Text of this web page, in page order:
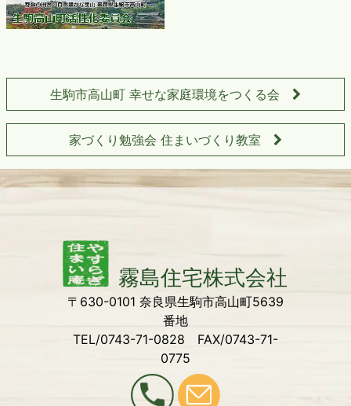
生駒市高山町 幸せな家庭環境をつくる会
家づくり勉強会 住まいづくり教室
〒630-0101 奈良県生駒市高山町5639
番地
TEL/0743-71-0828 FAX/0743-71-
0775